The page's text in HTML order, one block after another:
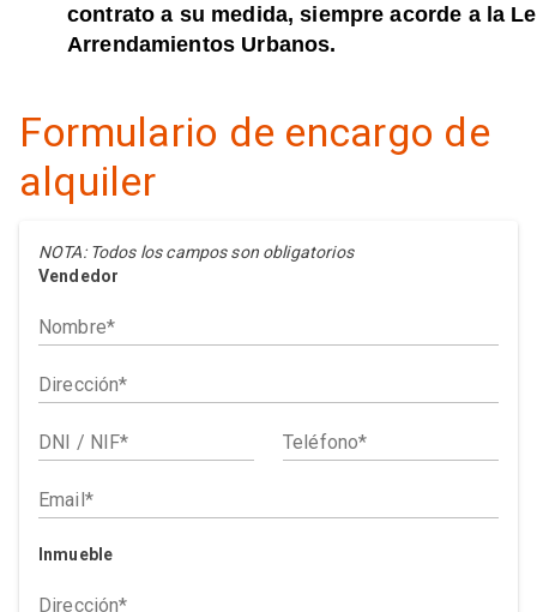
contrato a su medida, siempre acorde a la
Arrendamientos Urbanos.
Formulario de encargo de
alquiler
NOTA: Todos los campos son obligatorios
Vendedor
Nombre
Dirección
DNI / NIF Teléfono
Email
Inmueble
Dirección